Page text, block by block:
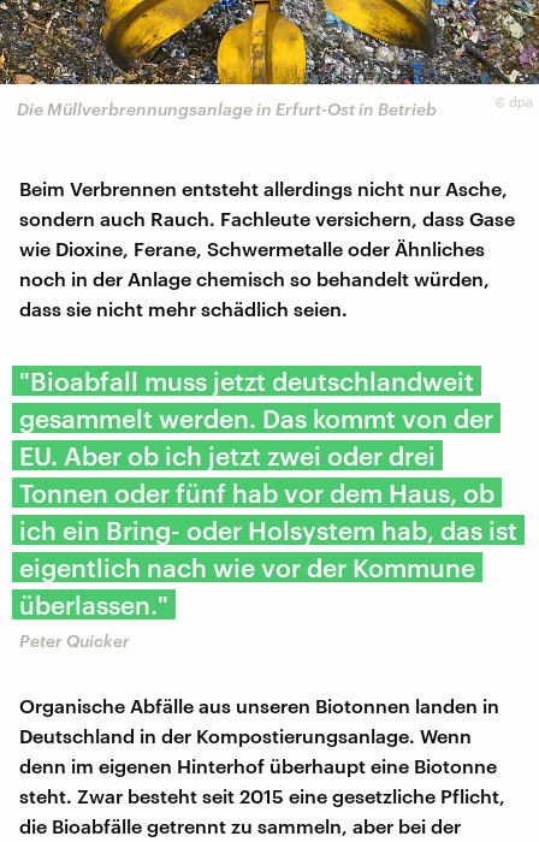
© dpa
Die Müllverbrennungsanlage in Erfurt-Ost in Betrieb
Beim Verbrennen entsteht allerdings nicht nur Asche,
sondern auch Rauch. Fachleute versichern, dass Gase
wie Dioxine, Ferane, Schwermetalle oder Ähnliches
noch in der Anlage chemisch so behandelt würden,
dass sie nicht mehr schädlich seien.
"Bioabfall muss jetzt deutschlandweit
gesammelt werden. Das kommt von der
EU. Aber ob ich jetzt zwei oder drei
Tonnen oder fünf hab vor dem Haus, ob
ich ein Bring- oder Holsystem hab, das ist
eigentlich nach wie vor der Kommune
überlassen."
Peter Quicker
Organische Abfälle aus unseren Biotonnen landen in
Deutschland in der Kompostierungsanlage. Wenn
denn im eigenen Hinterhof überhaupt eine Biotonne
steht. Zwar besteht seit 2015 eine gesetzliche Pflicht,
die Bioabfälle getrennt zu sammeln, aber bei der